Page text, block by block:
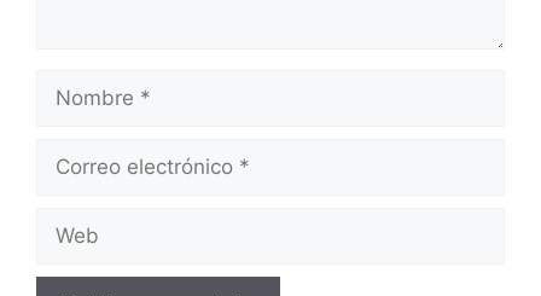
Nombre
Correo
Web